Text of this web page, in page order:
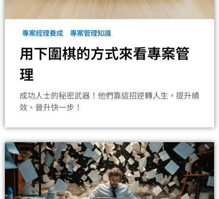
專案經理養成 專案管理知識
用下圍棋的方式來看專案管
理
成功人士的秘密武器！他們靠這招逆轉人生，提升績
效、晉升快一步！